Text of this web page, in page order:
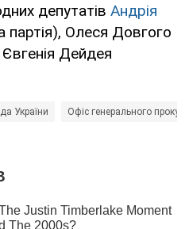
депутатів Андрія
партія), Олеся Довгого
Дейдея
України Офіс генерального